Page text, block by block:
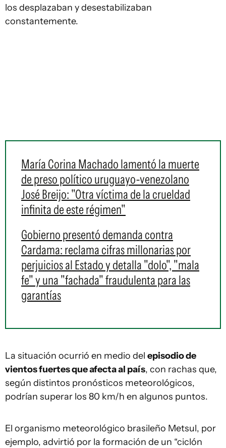
los desplazaban y desestabilizaban
constantemente.
María Corina Machado lamentó la muerte
de preso político uruguayo-venezolano
José Breijo: "Otra víctima de la crueldad
infinita de este régimen"
Gobierno presentó demanda contra
Cardama: reclama cifras millonarias por
perjuicios al Estado y detalla "dolo", "mala
fe" y una "fachada" fraudulenta para las
garantías
La situación ocurrió en medio del episodio de
vientos fuertes que afecta al país, con rachas que,
según distintos pronósticos meteorológicos,
podrían superar los 80 km/h en algunos puntos.
El organismo meteorológico brasileño Metsul, por
ejemplo, advirtió por la formación de un “ciclón